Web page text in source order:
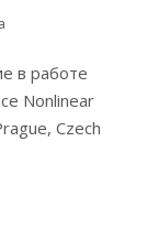
в работе
Nonlinear
Czech